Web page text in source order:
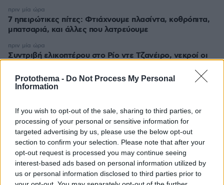
Protothema - Do Not Process My Personal
Information
If you wish to opt-out of the sale, sharing to third parties, or
processing of your personal or sensitive information for
targeted advertising by us, please use the below opt-out
section to confirm your selection. Please note that after your
opt-out request is processed you may continue seeing
interest-based ads based on personal information utilized by
us or personal information disclosed to third parties prior to
7 ηπειρώτικες πίτες: Φτιάχνουμε πλασίντα, κοθρόπιτα,
μπατσαριά, και άλλες που λατρεύουμε
πριν μία ώρα
Συντριβή ελικοπτέρου στο Ρίο ντε Τζανέιρο, νεκροί οι
πριν μία ώρα
Εκτός ελέγχου μεγάλη δασική πυρκαγιά στον Καναδά,
τους
09.08.2026, 00:42
Ποιοι μπορεί να είναι οι λόγοι που μια γάτα τινάζεται
στον ύπνο της
09.08.2026, 00:30
Πολύτεκνες οικογένειες: Μόλις 23.097 στην Ελλάδα –
09.08.2026, 00:15